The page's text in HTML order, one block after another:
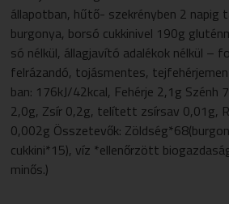
állapotban, hűtő- szekrényben 2 napig
burgonya, borsó cukkinivel 190g
só nélkül, állagjavító adalékok nélkül –
felrázandó, tojásmentes,
ban: 176kJ/42kcal, Fehérje 2,1g Szénh
2,0g, Zsír 0,2g, telített zsírsav 0,01g,
0,002g Összetevők:
cukkini*15), víz *ellenőrzött
minős.)